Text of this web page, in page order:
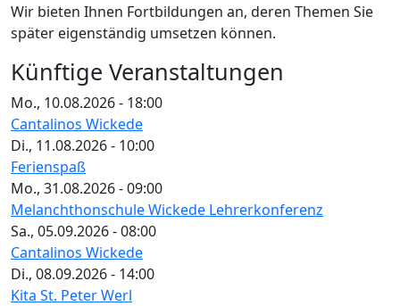
Wir bieten Ihnen Fortbildungen an, deren Themen Sie
später eigenständig umsetzen können.
Künftige Veranstaltungen
Mo., 10.08.2026 - 18:00
Cantalinos Wickede
Di., 11.08.2026 - 10:00
Ferienspaß
Mo., 31.08.2026 - 09:00
Melanchthonschule Wickede Lehrerkonferenz
Sa., 05.09.2026 - 08:00
Cantalinos Wickede
Di., 08.09.2026 - 14:00
Kita St. Peter Werl